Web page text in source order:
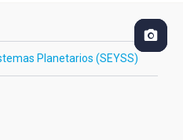
Planetarios (SEYSS)